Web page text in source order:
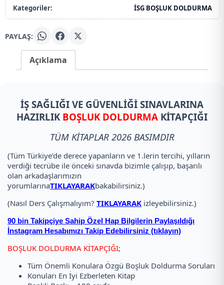
Kategoriler: İSG BOŞLUK DOLDURMA
PAYLAŞ:
Açıklama
İŞ SAĞLIĞI VE GÜVENLİĞİ SINAVLARINA
HAZIRLIK BOŞLUK DOLDURMA KİTAPÇIĞI
TÜM KİTAPLAR 2026 BASIMDIR
(Tüm Türkiye’de derece yapanların ve 1.lerin tercihi, yılların
verdiği tecrübe ile önceki sınavda bizimle çalışıp, başarılı
olan arkadaşlarımızın
yorumlarınaTIKLAYARAKbakabilirsiniz.)
(Nasıl Ders Çalışmalıyım? TIKLAYARAK izleyebilirsiniz.)
90 bin Takipçiye Sahip Özel Hap Bilgilerin Paylaşıldığı
İnstagram Hesabımızı Takip Edebilirsiniz (tıklayın)
BOŞLUK DOLDURMA KİTAPÇIĞI;
Tüm Önemli Konulara Özgü Boşluk Doldurma Soruları
Konuları En İyi Ezberleten Kitap